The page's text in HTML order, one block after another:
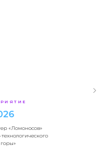
«Ломоносов»